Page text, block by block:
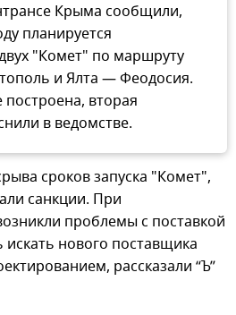
Крыма сообщили,
планируется
"Комет" по маршруту
и Ялта — Феодосия.
вторая
в ведомстве.
сроков запуска "Комет",
санкции. При
проблемы с поставкой
нового поставщика
рассказали “Ъ”